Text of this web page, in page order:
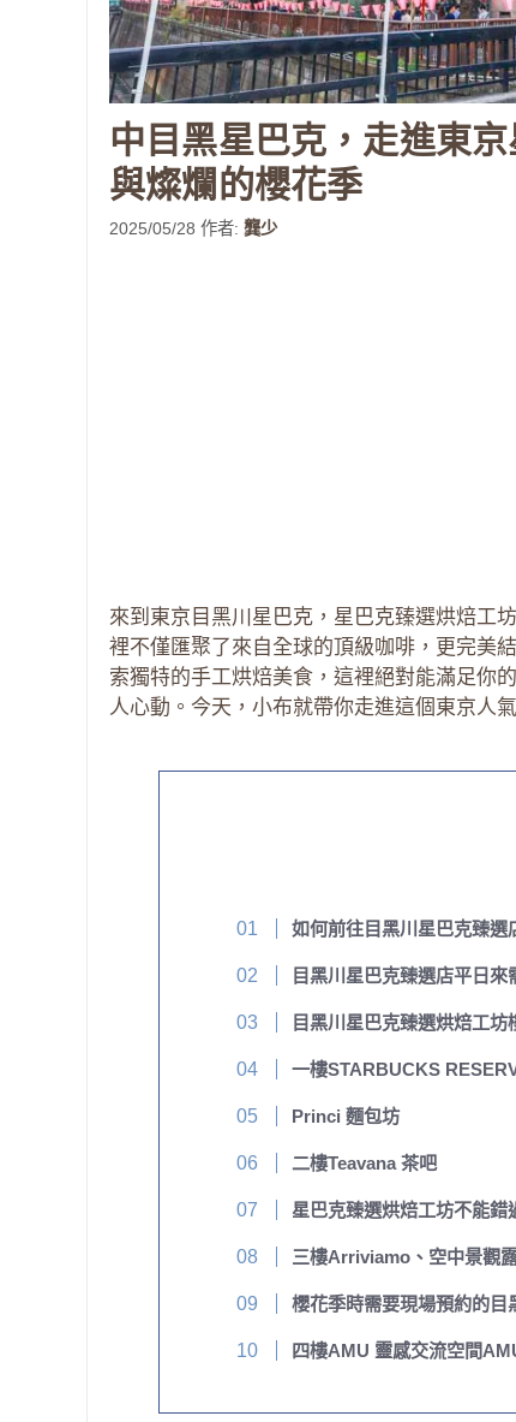
中目黑星巴克，走進東
與燦爛的櫻花季
2025/05/28 作者: 龔少
來到東京目黑川星巴克，星巴克臻選烘焙工
裡不僅匯聚了來自全球的頂級咖啡，更完美
索獨特的手工烘焙美食，這裡絕對能滿足你
人心動。今天，小布就帶你走進這個東京人
如何前往目黑川星巴克臻選
目黑川星巴克臻選店平日來
目黑川星巴克臻選烘焙工坊
一樓STARBUCKS
Princi 麵包坊
二樓Teavana 茶吧
星巴克臻選烘焙工坊不能錯
三樓Arriviamo、空中景觀
櫻花季時需要現場預約的目
四樓AMU 靈感交流空間